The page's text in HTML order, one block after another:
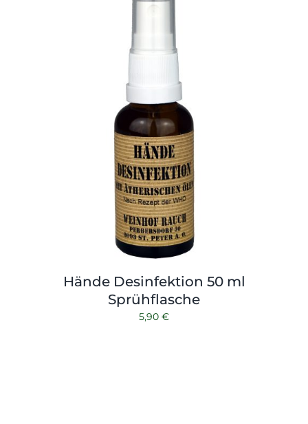
Hände Desinfektion 50 ml
Sprühflasche
5,90 €